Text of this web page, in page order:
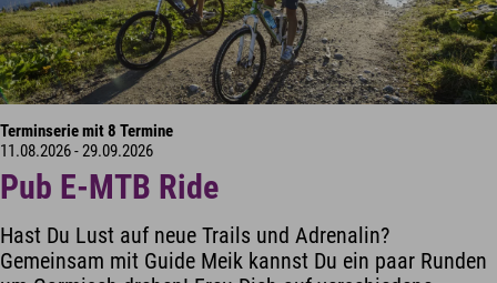
Terminserie mit 8 Termine
11.08.2026 - 29.09.2026
Pub E-MTB Ride
Hast Du Lust auf neue Trails und Adrenalin?
Gemeinsam mit Guide Meik kannst Du ein paar Runden